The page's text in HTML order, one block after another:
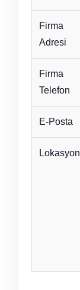
Firma
Adresi
Firma
Telefon
E-Posta
Lokasyon